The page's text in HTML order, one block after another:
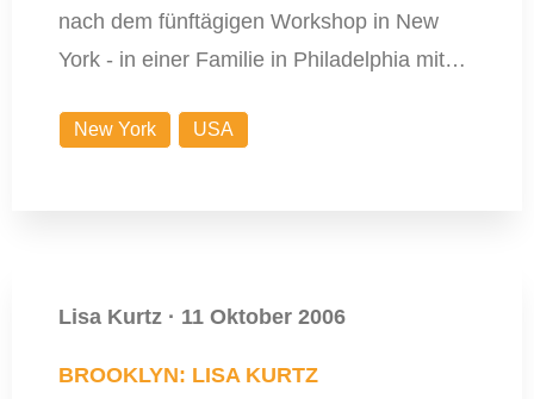
nach dem fünftägigen Workshop in New
York - in einer Familie in Philadelphia mit…
New York USA
Lisa Kurtz · 11 Oktober 2006
BROOKLYN: LISA KURTZ